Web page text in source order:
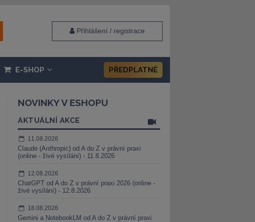
Přihlášení / registrace
E-SHOP PŘEDPLATNÉ
NOVINKY V ESHOPU
AKTUÁLNÍ AKCE
11.08.2026
Claude (Anthropic) od A do Z v právní praxi
(online - živé vysílání) - 11.8.2026
12.08.2026
ChatGPT od A do Z v právní praxi 2026 (online -
živé vysílání) - 12.8.2026
18.08.2026
Gemini a NotebookLM od A do Z v právní praxi